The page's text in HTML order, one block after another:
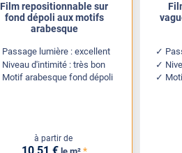
Film repositionnable sur
fond dépoli aux motifs
arabesque
Passage lumière : excellent
Niveau d'intimité : très bon
Motif arabesque fond dépoli
à partir de